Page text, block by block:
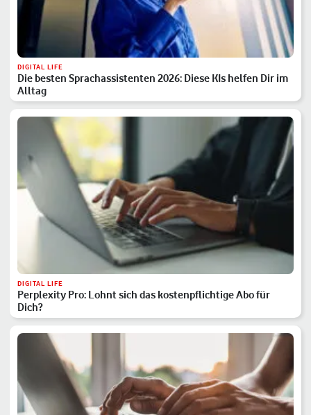
DIGITAL LIFE
Die besten Sprachassistenten 2026: Diese KIs helfen Dir im
Alltag
DIGITAL LIFE
Perplexity Pro: Lohnt sich das kostenpflichtige Abo für
Dich?